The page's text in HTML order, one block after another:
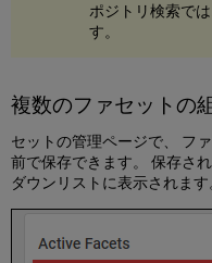
ー
ル
ペ
イ
ン
で
の
の
ポジトリ検索で
す。
複数のファセットの
セットの管理ページで、 フ
前で保存できます。 保存さ
ダウンリストに表示されます